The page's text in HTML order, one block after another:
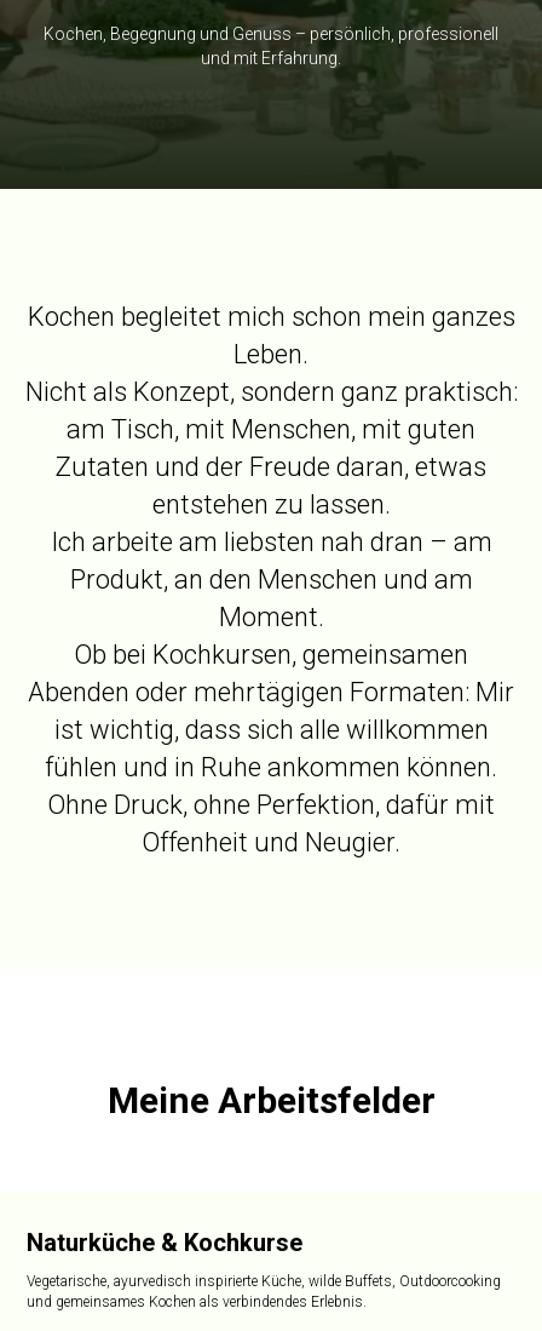
Kochen, Begegnung und Genuss – persönlich, professionell
und mit Erfahrung.
Kochen begleitet mich schon mein ganzes
Leben.
Nicht als Konzept, sondern ganz praktisch:
am Tisch, mit Menschen, mit guten
Zutaten und der Freude daran, etwas
entstehen zu lassen.
Ich arbeite am liebsten nah dran – am
Produkt, an den Menschen und am
Moment.
Ob bei Kochkursen, gemeinsamen
Abenden oder mehrtägigen Formaten: Mir
ist wichtig, dass sich alle willkommen
fühlen und in Ruhe ankommen können.
Ohne Druck, ohne Perfektion, dafür mit
Offenheit und Neugier.
Meine Arbeitsfelder
Naturküche & Kochkurse
Vegetarische, ayurvedisch inspirierte Küche, wilde Buffets, Outdoorcooking
und gemeinsames Kochen als verbindendes Erlebnis.